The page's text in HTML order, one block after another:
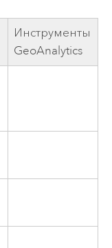
Инструменты
GeoAnalytics